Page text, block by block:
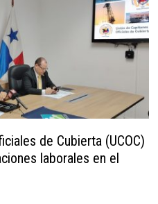
de Cubierta (UCOC)
laborales en el